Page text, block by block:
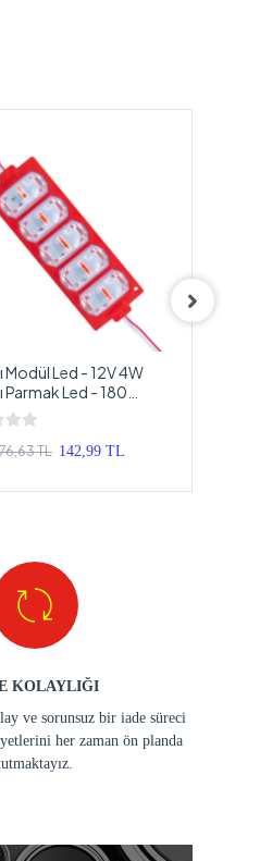
Modül Led - 12V 4W
Parmak Led - 180
280LM Profesyonel
- 1 Adet
TL 142,99 TL
KOLAYLIĞI
ve sorunsuz bir iade süreci
her zaman ön planda